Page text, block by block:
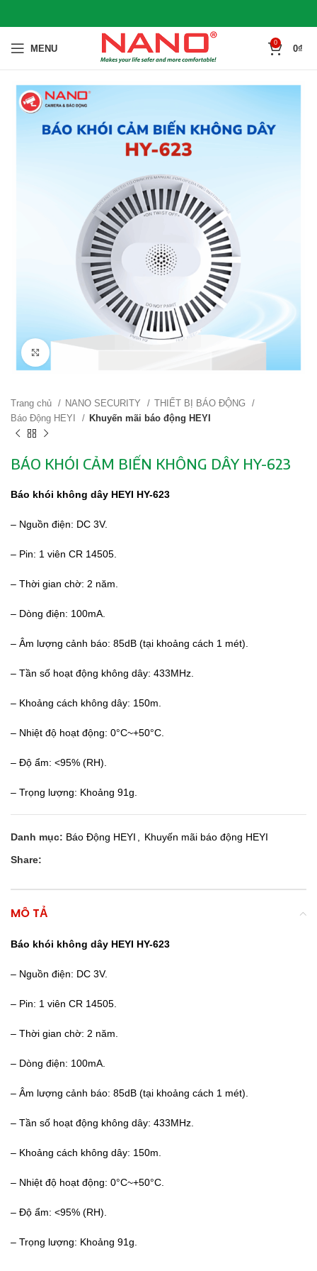
MENU
0
0₫
Click to enlarge
Trang chủ NANO SECURITY
THIẾT BỊ BÁO ĐỘNG
Báo Động HEYI
Khuyến mãi báo động HEYI
BÁO KHÓI CẢM BIẾN KHÔNG DÂY HY-623
Báo khói không dây HEYI HY-623
– Nguồn điện: DC 3V.
– Pin: 1 viên CR 14505.
– Thời gian chờ: 2 năm.
– Dòng điện: 100mA.
– Âm lượng cảnh báo: 85dB (tại khoảng cách 1 mét).
– Tần số hoạt động không dây: 433MHz.
– Khoảng cách không dây: 150m.
– Nhiệt độ hoạt động: 0°C~+50°C.
– Độ ẩm: <95% (RH).
– Trọng lượng: Khoảng 91g.
Danh mục: Báo Động HEYI
Khuyến mãi báo động HEYI
Share:
MÔ TẢ
Báo khói không dây HEYI HY-623
– Nguồn điện: DC 3V.
– Pin: 1 viên CR 14505.
– Thời gian chờ: 2 năm.
– Dòng điện: 100mA.
– Âm lượng cảnh báo: 85dB (tại khoảng cách 1 mét).
– Tần số hoạt động không dây: 433MHz.
– Khoảng cách không dây: 150m.
– Nhiệt độ hoạt động: 0°C~+50°C.
– Độ ẩm: <95% (RH).
– Trọng lượng: Khoảng 91g.